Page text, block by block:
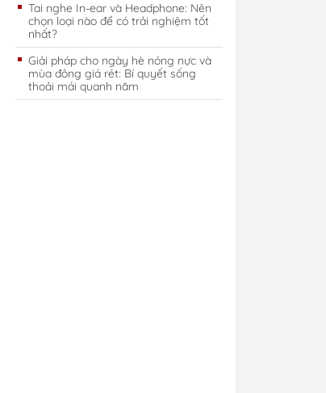
Tai nghe In-ear và Headphone: Nên
chọn loại nào để có trải nghiệm tốt
nhất?
Giải pháp cho ngày hè nóng nực và
mùa đông giá rét: Bí quyết sống
thoải mái quanh năm